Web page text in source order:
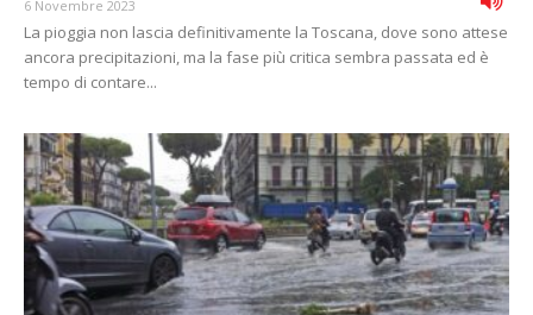
6 Novembre 2023
La pioggia non lascia definitivamente la Toscana, dove sono attese
ancora precipitazioni, ma la fase più critica sembra passata ed è
tempo di contare...